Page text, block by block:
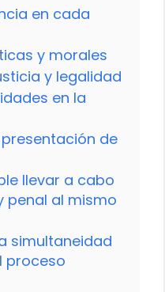
en cada
y morales
y legalidad
en la
de
llevar a cabo
penal al mismo
simultaneidad
proceso